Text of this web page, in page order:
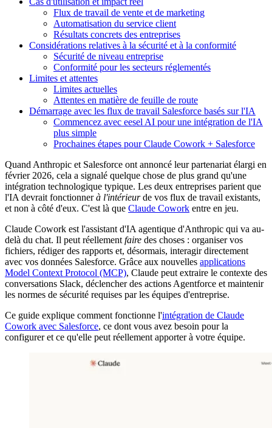
Flux de travail de vente et de marketing
Automatisation du service client
Résultats concrets des entreprises
Considérations relatives à la sécurité et à la conformité
Sécurité de niveau entreprise
Conformité pour les secteurs réglementés
Limites et attentes
Limites actuelles
Attentes en matière de feuille de route
Démarrage avec les flux de travail Salesforce basés sur l'IA
Commencez avec eesel AI pour une intégration de l'IA
plus simple
Prochaines étapes pour Claude Cowork + Salesforce
Quand Anthropic et Salesforce ont annoncé leur partenariat élargi en
février 2026, cela a signalé quelque chose de plus grand qu'une
intégration technologique typique. Les deux entreprises parient que
l'IA devrait fonctionnerà l'intérieurde vos flux de travail existants,
et non à côté d'eux. C'est là que Claude Cowork entre en jeu.
Claude Cowork est l'assistant d'IA agentique d'Anthropic qui va au-
delà du chat. Il peut réellement faire des choses : organiser vos
fichiers, rédiger des rapports et, désormais, interagir directement
avec vos données Salesforce. Grâce aux nouvelles applications
Model Context Protocol (MCP), Claude peut extraire le contexte des
conversations Slack, déclencher des actions Agentforce et maintenir
les normes de sécurité requises par les équipes d'entreprise.
Ce guide explique comment fonctionne l'intégration de Claude
Cowork avec Salesforce, ce dont vous avez besoin pour la
configurer et ce qu'elle peut réellement apporter à votre équipe.